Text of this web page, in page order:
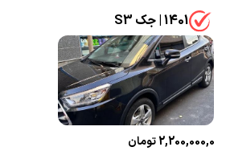
1401 | جک S3
2,200,000,000 تومان